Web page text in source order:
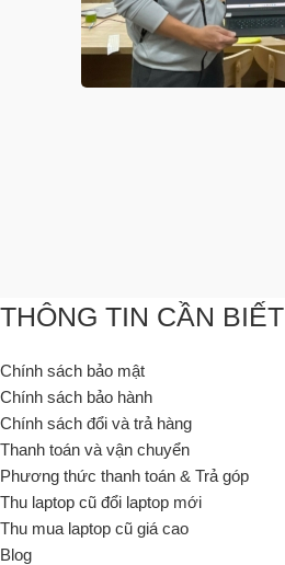
THÔNG TIN CẦN BIẾT
Chính sách bảo mật
Chính sách bảo hành
Chính sách đổi và trả hàng
Thanh toán và vận chuyển
Phương thức thanh toán & Trả góp
Thu laptop cũ đổi laptop mới
Thu mua laptop cũ giá cao
Blog